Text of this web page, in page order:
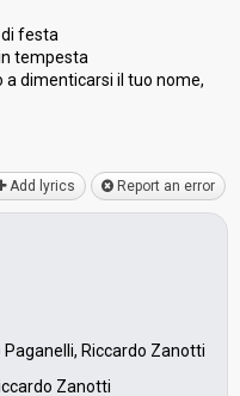
di festa
tempesta
a dimenticarѕi il tuo nome,
Add lyrics Report an error
Riccardo Zanotti
Zanotti